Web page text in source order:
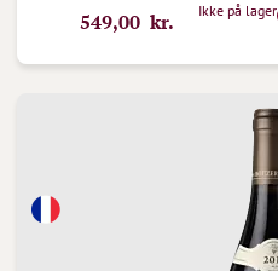
549,00 kr. Ikke på lager